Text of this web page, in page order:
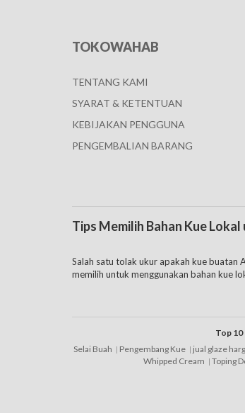
TOKOWAHAB
TENTANG KAMI
SYARAT & KETENTUAN
KEBIJAKAN PENGGUNA
PENGEMBALIAN BARANG
Tips Memilih Bahan Kue
Salah satu tolak ukur apakah kue buatan
memilih untuk menggunakan bahan kue
yang sudah terkenal,
meremehkan produk sendiri, ada
Top 10
Selai Buah
Pengembang Kue jual glaze
Whipped Cream
Toping